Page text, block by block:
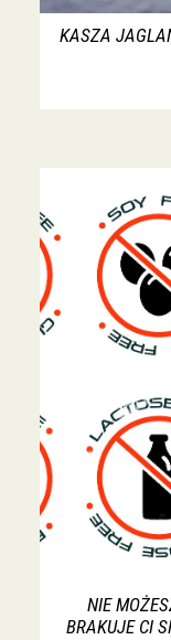
KASZA
NIE
BRAKUJE CI